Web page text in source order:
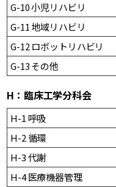
G-10 小児リハビリ
G-11 地域リハビリ
G-12 ロボットリハビリ
G-13 その他
H：臨床工学分科会
H-1 呼吸
H-2 循環
H-3 代謝
H-4 医療機器管理